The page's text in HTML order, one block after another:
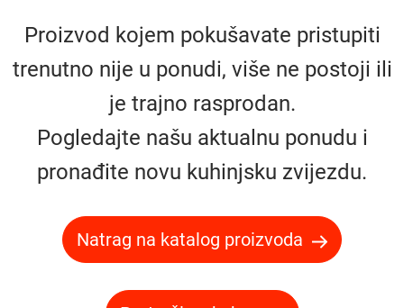
Proizvod kojem pokušavate pristupiti
trenutno nije u ponudi, više ne postoji ili
je trajno rasprodan.
Pogledajte našu aktualnu ponudu i
pronađite novu kuhinjsku zvijezdu.
Natrag na katalog proizvoda